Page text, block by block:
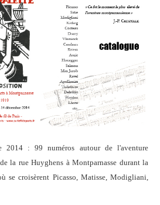
2014 : 99 numéros autour de l'aventure
la rue Huyghens à Montparnasse durant la
se croisèrent Picasso, Matisse, Modigliani,